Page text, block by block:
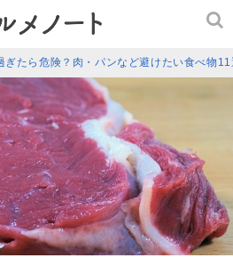
ぎたら危険？肉・パンなど避けたい食べ物